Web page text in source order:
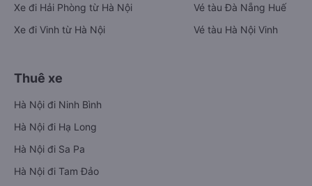
Xe đi Hải Phòng từ Hà Nội
Xe đi Vinh từ Hà Nội
Vé tàu Đà Nẵng Huế
Vé tàu Hà Nội Vinh
Thuê xe
Hà Nội đi Ninh Bình
Hà Nội đi Hạ Long
Hà Nội đi Sa Pa
Hà Nội đi Tam Đảo